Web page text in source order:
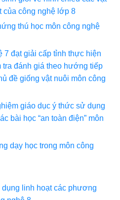
của công nghệ lớp 8
thú học môn công nghệ
7 đạt giải cấp tỉnh thực hiện
tra đánh giá theo hướng tiếp
đề giống vật nuôi môn công
giáo dục ý thức sử dụng
bài học “an toàn điện” môn
dạy học trong môn công
linh hoạt các phương